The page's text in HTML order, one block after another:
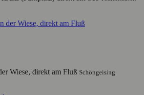
Wiese, direkt am Fluß Schöngeising